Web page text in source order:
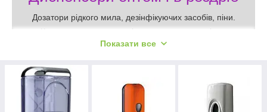
Дозатори рідкого мила, дезінфікуючих засобів, піни.
Кнопкового типу моделі для громадських місць.
Фабричного виробництва продукція брендів Marplast,
Широкий ціновий діапазон, різноманітний дизайн
виробів.
Показати все